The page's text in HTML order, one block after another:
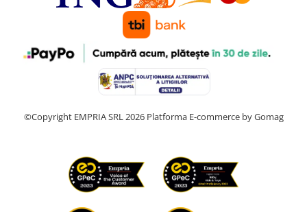
©Copyright EMPRIA SRL 2026 Platforma E-commerce by Gomag